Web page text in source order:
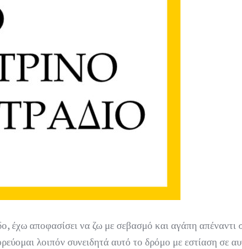
έχω αποφασίσει να ζω με σεβασμό και αγάπη απέναντι
λοιπόν συνειδητά αυτό το δρόμο με εστίαση σε